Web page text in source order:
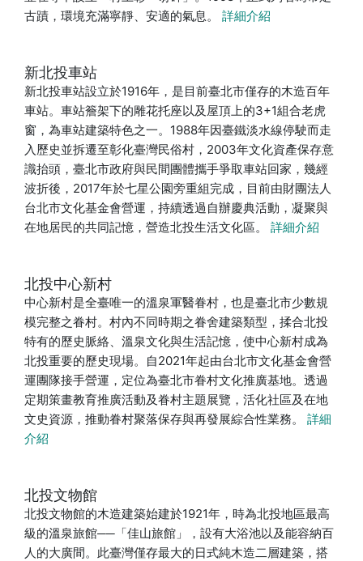
古蹟，環境充滿寧靜、安適的氣息。 詳細介紹
新北投車站
新北投車站設立於1916年，是目前臺北市僅存的木造百年
車站。車站簷架下的雕花托座以及屋頂上的3+1組合老虎
窗，為車站建築特色之一。1988年因臺鐵淡水線停駛而走
入歷史並拆遷至彰化臺灣民俗村，2003年文化資產保存意
識抬頭，臺北市政府與民間團體攜手爭取車站回家，幾經
波折後，2017年於七星公園旁重組完成，目前由財團法人
台北市文化基金會營運，持續透過自辦慶典活動，凝聚與
在地居民的共同記憶，營造北投生活文化區。 詳細介紹
北投中心新村
中心新村是全臺唯一的溫泉軍醫眷村，也是臺北市少數規
模完整之眷村。村內不同時期之眷舍建築類型，揉合北投
特有的歷史脈絡、溫泉文化與生活記憶，使中心新村成為
北投重要的歷史現場。自2021年起由台北市文化基金會營
運團隊接手營運，定位為臺北市眷村文化推廣基地。透過
定期策畫教育推廣活動及眷村主題展覽，活化社區及在地
文史資源，推動眷村聚落保存與再發展綜合性業務。 詳細
介紹
北投文物館
北投文物館的木造建築始建於1921年，時為北投地區最高
級的溫泉旅館──「佳山旅館」，設有大浴池以及能容納百
人的大廣間。此臺灣僅存最大的日式純木造二層建築，搭